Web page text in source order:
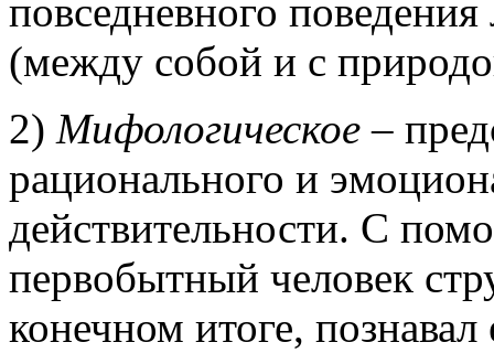
повседневного
(между собой и с
2) Мифологическое –
рационального и
действительности. С
первобытный человек
конечном итоге, познавал